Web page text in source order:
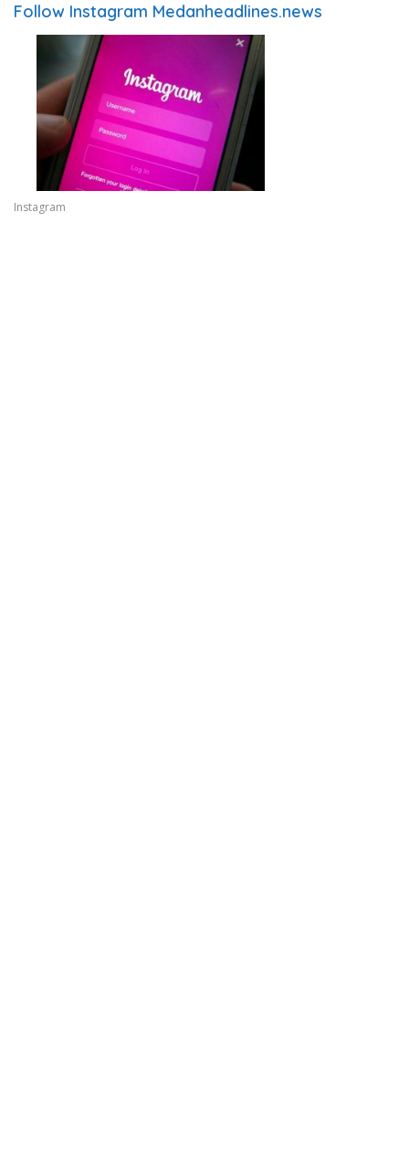
Follow Instagram Medanheadlines.news
Instagram